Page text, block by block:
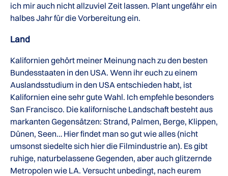
ich mir auch nicht allzuviel Zeit lassen. Plant ungefähr ein
halbes Jahr für die Vorbereitung ein.
Land
Kalifornien gehört meiner Meinung nach zu den besten
Bundesstaaten in den USA. Wenn ihr euch zu einem
Auslandsstudium in den USA entschieden habt, ist
Kalifornien eine sehr gute Wahl. Ich empfehle besonders
San Francisco. Die kalifornische Landschaft besteht aus
markanten Gegensätzen: Strand, Palmen, Berge, Klippen,
Dünen, Seen… Hier findet man so gut wie alles (nicht
umsonst siedelte sich hier die Filmindustrie an). Es gibt
ruhige, naturbelassene Gegenden, aber auch glitzernde
Metropolen wie LA. Versucht unbedingt, nach eurem